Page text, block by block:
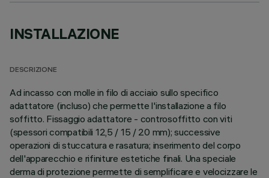
INSTALLAZIONE
DESCRIZIONE
Ad incasso con molle in filo di acciaio sullo specifico
adattatore (incluso) che permette l'installazione a filo
soffitto. Fissaggio adattatore - controsoffitto con viti
(spessori compatibili 12,5 / 15 / 20 mm); successive
operazioni di stuccatura e rasatura; inserimento del corpo
dell'apparecchio e rifiniture estetiche finali. Una speciale
derma di protezione permette di semplificare e velocizzare le